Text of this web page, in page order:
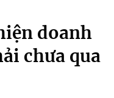
doanh
chưa qua